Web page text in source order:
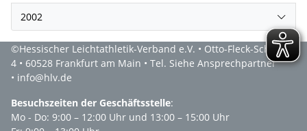
2002
©Hessischer Leichtathletik-Verband e.V. • Otto-Fleck-Schneise
4 • 60528 Frankfurt am Main • Tel. Siehe Ansprechpartner
• info@hlv.de
Besuchszeiten der Geschäftsstelle:
Mo - Do: 9:00 – 12:00 Uhr und 13:00 – 15:00 Uhr